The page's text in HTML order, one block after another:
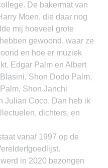
De bakermat van
Moen, die daar nog
mij hoeveel grote
gewoond, waar ze
en hoe er muziek
Edgar Palm en Albert
Shon Dodo Palm,
Shon Janchi
Julian Coco. Dan heb ik
dichters, en
vanaf 1997 op de
in 2020 bezongen